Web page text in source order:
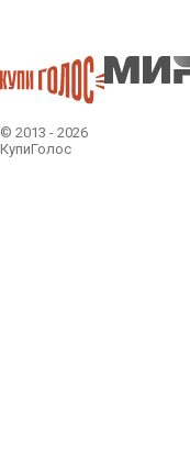
© 2013 - 2026
КупиГолос